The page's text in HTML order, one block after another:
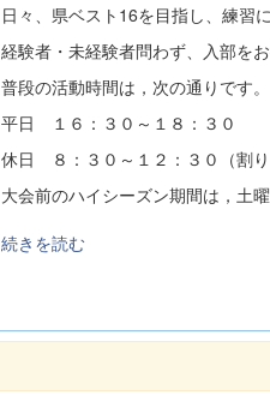
日々、県ベスト16を目指し、練習
経験者・未経験者問わず、入部をお
普段の活動時間は，次の通りです。
平日 １６：３０～１８：３０
休日 ８：３０～１２：３０（割り
大会前のハイシーズン期間は，土
続きを読む